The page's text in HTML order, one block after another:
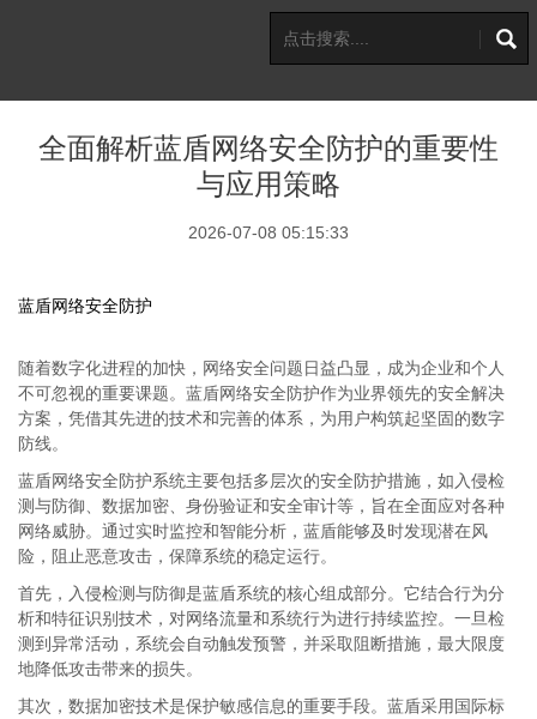
全面解析蓝盾网络安全防护的重要性
与应用策略
2026-07-08 05:15:33
蓝盾网络安全防护
随着数字化进程的加快，网络安全问题日益凸显，成为企业和个人
不可忽视的重要课题。蓝盾网络安全防护作为业界领先的安全解决
方案，凭借其先进的技术和完善的体系，为用户构筑起坚固的数字
防线。
蓝盾网络安全防护系统主要包括多层次的安全防护措施，如入侵检
测与防御、数据加密、身份验证和安全审计等，旨在全面应对各种
网络威胁。通过实时监控和智能分析，蓝盾能够及时发现潜在风
险，阻止恶意攻击，保障系统的稳定运行。
首先，入侵检测与防御是蓝盾系统的核心组成部分。它结合行为分
析和特征识别技术，对网络流量和系统行为进行持续监控。一旦检
测到异常活动，系统会自动触发预警，并采取阻断措施，最大限度
地降低攻击带来的损失。
其次，数据加密技术是保护敏感信息的重要手段。蓝盾采用国际标